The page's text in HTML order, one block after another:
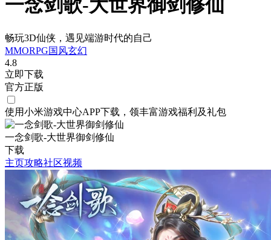
一念剑歌-大世界御剑修仙
畅玩3D仙侠，遇见端游时代的自己
MMORPG国风玄幻
4.8
立即下载
官方正版
使用小米游戏中心APP下载 ，领丰富游戏福利 及礼包
一念剑歌-大世界御剑修仙
下载
主页攻略社区视频